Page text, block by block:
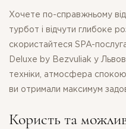
Хочете по-справжньому
турбот і відчути глибоке
скористайтеся SPA-
Deluxe by Bezvuliak у
техніки, атмосфера спокою
ви отримали максимум
Користь та